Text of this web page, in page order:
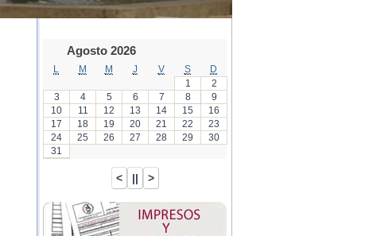
Agosto 2026
M M J V S
D
1
2
3
4 5 6 7 8
9
10
11 12 13 14 15
16
17
18 19 20 21 22
23
24
25 26 27 28 29
30
31